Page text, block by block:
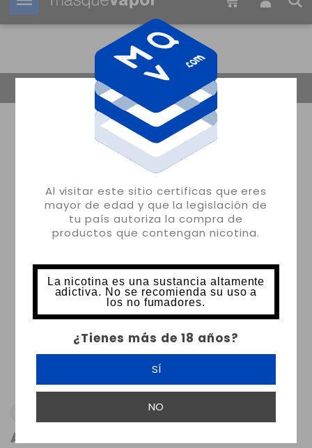
Al visitar este sitio certificas que eres
mayor de edad y que la legislación de
tu país autoriza la compra de
productos que contengan nicotina.
La nicotina es una sustancia altamente
adictiva. No se recomienda su uso a
los no fumadores.
¿Tienes más de 18 años?
SÍ
NO
Tu pedido puede ser enviado en 09m:
AROMA MANGO CREAM THE FRENCH